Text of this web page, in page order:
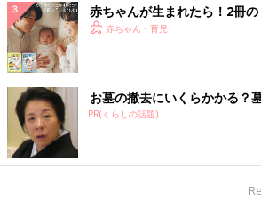
赤ちゃんが生まれたら！2冊の
赤ちゃん・育児
お墓の撤去にいくらかかる？
PR(くらしの話題)